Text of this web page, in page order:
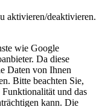
aktivieren/deaktivieren.
wie Google
Da diese
Daten von Ihnen
Bitte beachten Sie,
und das
kann. Die